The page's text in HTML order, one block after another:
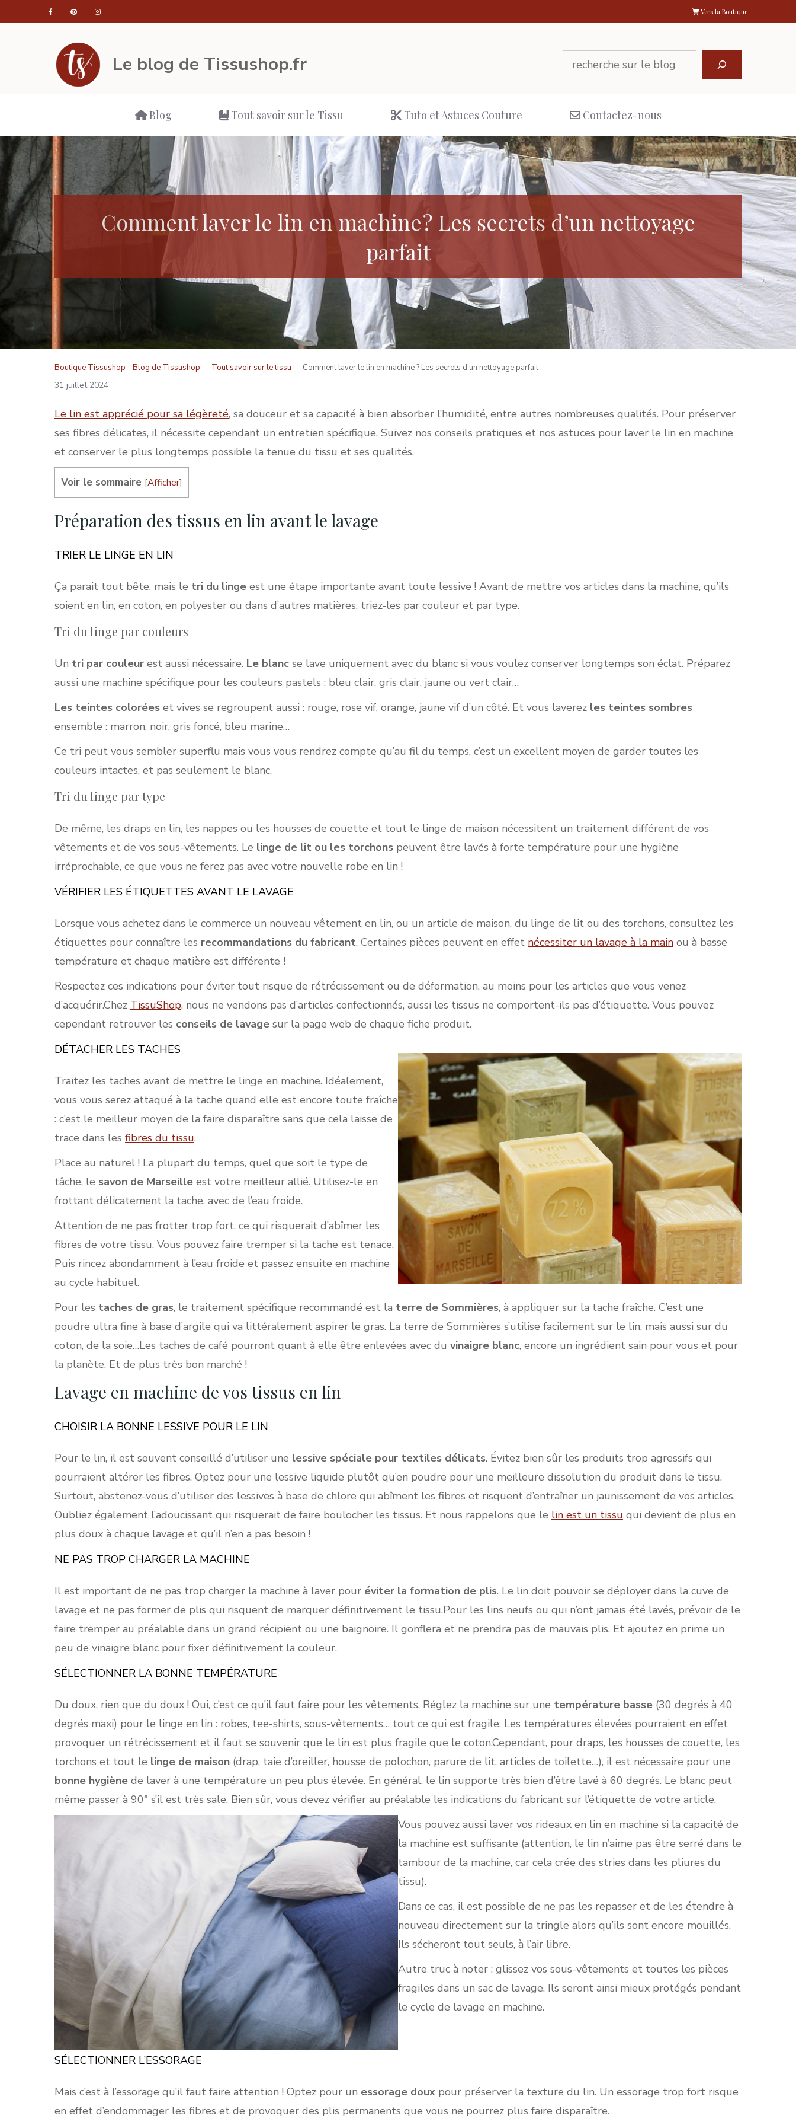
au
Vers la Boutique
Le blog de Tissushop.fr Rechercher
Blog Tout savoir sur le Tissu Tuto et Astuces Couture Contactez-nous
Comment laver le lin en machine ? Les secrets d’un nettoyage
parfait
Boutique Tissushop - Blog de Tissushop Tout savoir sur le tissu Comment laver le lin en machine ? Les secrets d’un nettoyage parfait
31 juillet 2024
Le lin est apprécié pour sa légèreté, sa douceur et sa capacité à bien absorber l’humidité, entre autres nombreuses qualités. Pour préserver
ses fibres délicates, il nécessite cependant un entretien spécifique. Suivez nos conseils pratiques et nos astuces pour laver le lin en machine
et conserver le plus longtemps possible la tenue du tissu et ses qualités.
Voir le sommaire [Afficher]
Préparation des tissus en lin avant le lavage
TRIER LE LINGE EN LIN
Ça parait tout bête, mais le tri du linge est une étape importante avant toute lessive ! Avant de mettre vos articles dans la machine, qu’ils
soient en lin, en coton, en polyester ou dans d’autres matières, triez-les par couleur et par type.
Tri du linge par couleurs
Un tri par couleur est aussi nécessaire. Le blanc se lave uniquement avec du blanc si vous voulez conserver longtemps son éclat. Préparez
aussi une machine spécifique pour les couleurs pastels : bleu clair, gris clair, jaune ou vert clair…
Les teintes colorées et vives se regroupent aussi : rouge, rose vif, orange, jaune vif d’un côté. Et vous laverez les teintes sombres
ensemble : marron, noir, gris foncé, bleu marine…
Ce tri peut vous sembler superflu mais vous vous rendrez compte qu’au fil du temps, c’est un excellent moyen de garder toutes les
couleurs intactes, et pas seulement le blanc.
Tri du linge par type
De même, les draps en lin, les nappes ou les housses de couette et tout le linge de maison nécessitent un traitement différent de vos
vêtements et de vos sous-vêtements. Le linge de lit ou les torchons peuvent être lavés à forte température pour une hygiène
irréprochable, ce que vous ne ferez pas avec votre nouvelle robe en lin !
VÉRIFIER LES ÉTIQUETTES AVANT LE LAVAGE
Lorsque vous achetez dans le commerce un nouveau vêtement en lin, ou un article de maison, du linge de lit ou des torchons, consultez les
étiquettes pour connaître les recommandations du fabricant. Certaines pièces peuvent en effet nécessiter un lavage à la main ou à basse
température et chaque matière est différente !
Respectez ces indications pour éviter tout risque de rétrécissement ou de déformation, au moins pour les articles que vous venez
d’acquérir.Chez TissuShop, nous ne vendons pas d’articles confectionnés, aussi les tissus ne comportent-ils pas d’étiquette. Vous pouvez
cependant retrouver les conseils de lavage sur la page web de chaque fiche produit.
DÉTACHER LES TACHES
Traitez les taches avant de mettre le linge en machine. Idéalement,
vous vous serez attaqué à la tache quand elle est encore toute fraîche
: c’est le meilleur moyen de la faire disparaître sans que cela laisse de
trace dans les fibres du tissu.
Place au naturel ! La plupart du temps, quel que soit le type de
tâche, le savon de Marseille est votre meilleur allié. Utilisez-le en
frottant délicatement la tache, avec de l’eau froide.
Attention de ne pas frotter trop fort, ce qui risquerait d’abîmer les
fibres de votre tissu. Vous pouvez faire tremper si la tache est tenace.
Puis rincez abondamment à l’eau froide et passez ensuite en machine
au cycle habituel.
Pour les taches de gras, le traitement spécifique recommandé est la terre de Sommières, à appliquer sur la tache fraîche. C’est une
poudre ultra fine à base d’argile qui va littéralement aspirer le gras. La terre de Sommières s’utilise facilement sur le lin, mais aussi sur du
coton, de la soie…Les taches de café pourront quant à elle être enlevées avec du vinaigre blanc, encore un ingrédient sain pour vous et pour
la planète. Et de plus très bon marché !
Lavage en machine de vos tissus en lin
CHOISIR LA BONNE LESSIVE POUR LE LIN
Pour le lin, il est souvent conseillé d’utiliser une lessive spéciale pour textiles délicats. Évitez bien sûr les produits trop agressifs qui
pourraient altérer les fibres. Optez pour une lessive liquide plutôt qu’en poudre pour une meilleure dissolution du produit dans le tissu.
Surtout, abstenez-vous d’utiliser des lessives à base de chlore qui abîment les fibres et risquent d’entraîner un jaunissement de vos articles.
Oubliez également l’adoucissant qui risquerait de faire boulocher les tissus. Et nous rappelons que le lin est un tissu qui devient de plus en
plus doux à chaque lavage et qu’il n’en a pas besoin !
NE PAS TROP CHARGER LA MACHINE
Il est important de ne pas trop charger la machine à laver pour éviter la formation de plis. Le lin doit pouvoir se déployer dans la cuve de
lavage et ne pas former de plis qui risquent de marquer définitivement le tissu.Pour les lins neufs ou qui n’ont jamais été lavés, prévoir de le
faire tremper au préalable dans un grand récipient ou une baignoire. Il gonflera et ne prendra pas de mauvais plis. Et ajoutez en prime un
peu de vinaigre blanc pour fixer définitivement la couleur.
SÉLECTIONNER LA BONNE TEMPÉRATURE
Du doux, rien que du doux ! Oui, c’est ce qu’il faut faire pour les vêtements. Réglez la machine sur une température basse (30 degrés à 40
degrés maxi) pour le linge en lin : robes, tee-shirts, sous-vêtements… tout ce qui est fragile. Les températures élevées pourraient en effet
provoquer un rétrécissement et il faut se souvenir que le lin est plus fragile que le coton.Cependant, pour draps, les housses de couette, les
torchons et tout le linge de maison (drap, taie d’oreiller, housse de polochon, parure de lit, articles de toilette…), il est nécessaire pour une
bonne hygiène de laver à une température un peu plus élevée. En général, le lin supporte très bien d’être lavé à 60 degrés. Le blanc peut
même passer à 90° s’il est très sale. Bien sûr, vous devez vérifier au préalable les indications du fabricant sur l’étiquette de votre article.
Vous pouvez aussi laver vos rideaux en lin en machine si la capacité de
la machine est suffisante (attention, le lin n’aime pas être serré dans le
tambour de la machine, car cela crée des stries dans les pliures du
tissu).
Dans ce cas, il est possible de ne pas les repasser et de les étendre à
nouveau directement sur la tringle alors qu’ils sont encore mouillés.
Ils sécheront tout seuls, à l’air libre.
Autre truc à noter : glissez vos sous-vêtements et toutes les pièces
fragiles dans un sac de lavage. Ils seront ainsi mieux protégés pendant
le cycle de lavage en machine.
SÉLECTIONNER L’ESSORAGE
Mais c’est à l’essorage qu’il faut faire attention ! Optez pour un essorage doux pour préserver la texture du lin. Un essorage trop fort risque
en effet d’endommager les fibres et de provoquer des plis permanents que vous ne pourrez plus faire disparaître.